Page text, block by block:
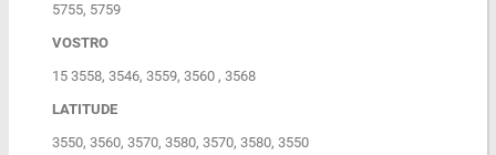
5755, 5759
VOSTRO
15 3558, 3546, 3559, 3560 , 3568
LATITUDE
3550, 3560, 3570, 3580, 3570, 3580, 3550